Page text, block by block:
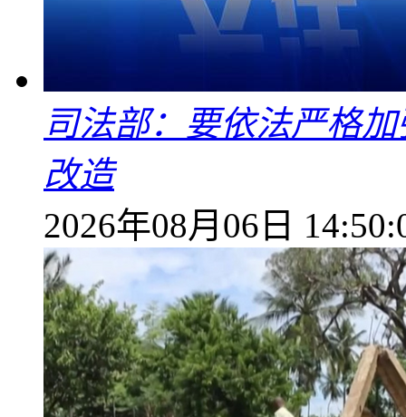
司法部：要依法严格
改造
2026年08月06日